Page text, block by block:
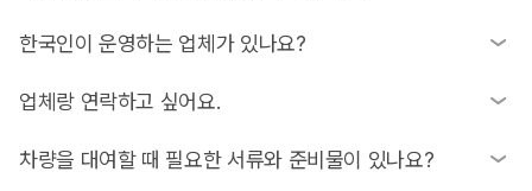
센터나 해당 업체에 직접 문의해 보시는 것이 가장 정확해요.
편도 반납은 업체 정책에 따라 가능 여부가 달라져요. 일부 업체
게 설정해 보거나 업체에 직접 확인하시는 게 좋아요.
한국인이 운영하는 업체가 있나요?
네, 한국어로 편하게 소통할 수 있는 괌 한인 렌트카 업체가 많이
이 대표적이며, 괌 지도를 보며 괌 맛집 정보나 운전 팁도 얻을 수
업체랑 연락하고 싶어요.
공항에서 픽업 직원을 찾기 어렵거나 문의가 있을 때는 예약 후
차량을 대여할 때 필요한 서류와 준비물이 있나요?